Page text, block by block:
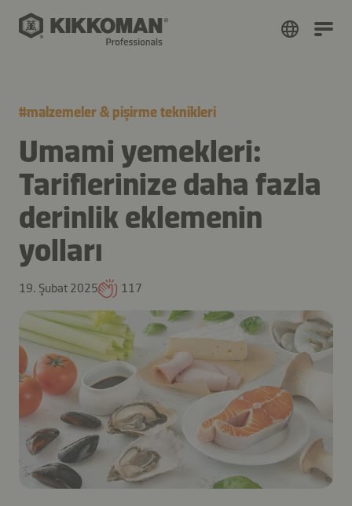
#malzemeler & pişirme teknikleri
Umami yemekleri:
Tariflerinize daha fazla
derinlik eklemenin
yolları
19. Şubat 2025 117